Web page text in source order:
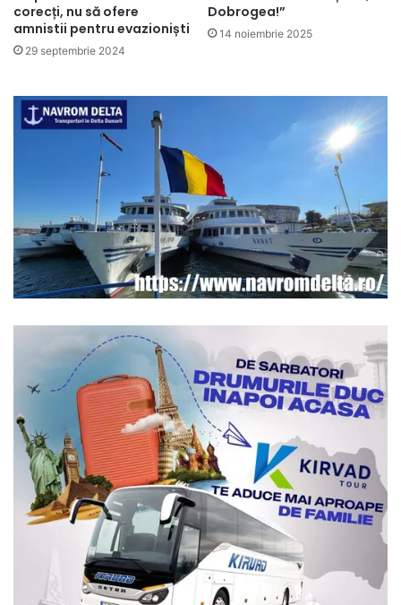
corecți, nu să ofere
amnistii pentru evazioniști
29 septembrie 2024
Dobrogea!”
14 noiembrie 2025